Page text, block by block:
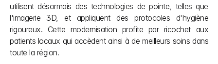
utilisent désormais des technologies de pointe, telles que
l'imagerie 3D, et appliquent des protocoles d'hygiène
rigoureux. Cette modernisation profite par ricochet aux
patients locaux qui accèdent ainsi à de meilleurs soins dans
toute la région.